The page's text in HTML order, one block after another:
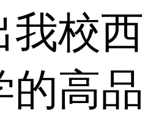
我校西
的高品